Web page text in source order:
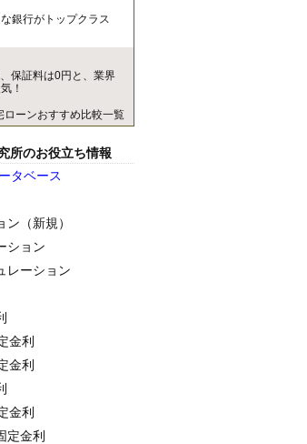
銀行がトップクラス
保証料は0円と、業界
！
ローンおすすめ比較一覧
所のお役立ち情報
タベース
（新規）
ション
レーション
金利
金利
金利
定金利